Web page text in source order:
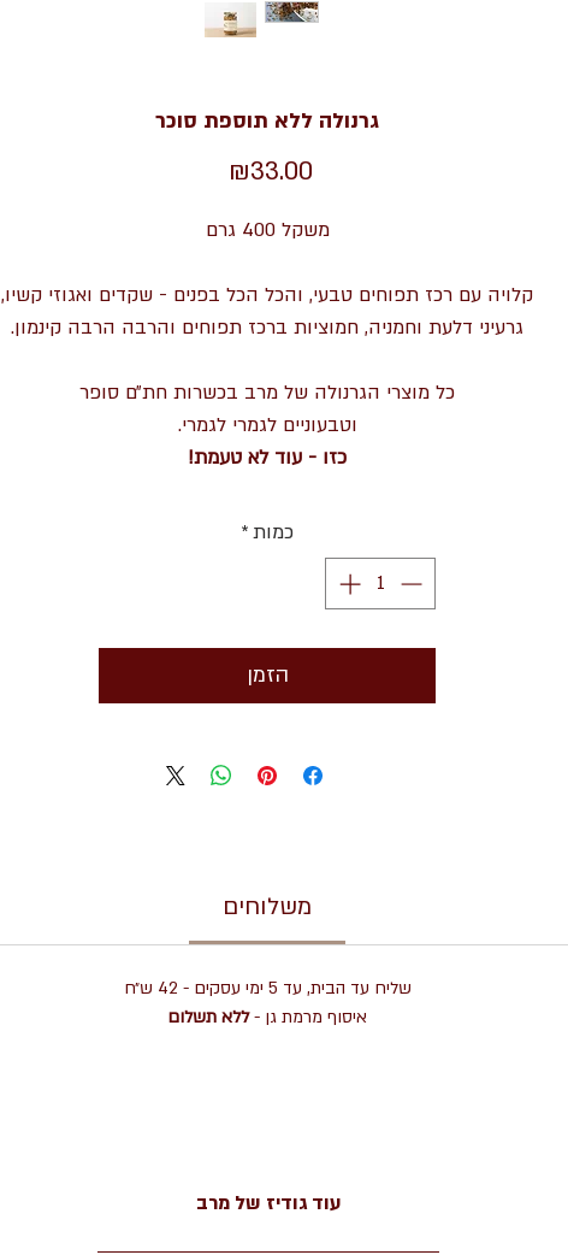
גרנולה ללא תוספת סוכר
₪33.00
משקל 400 גרם
קלויה עם רכז תפוחים טבעי, והכל הכל בפנים - שקדים ואגוזי קשיו,
גרעיני דלעת וחמניה, חמוציות ברכז תפוחים והרבה הרבה קינמון.
כל מוצרי הגרנולה של מרב בכשרות חת״ם סופר
וטבעוניים לגמרי לגמרי.
כזו - עוד לא טעמת!
כמות*
הזמן
משלוחים
שליח עד הבית, עד 5 ימי עסקים - 42 ש״ח
איסוף מרמת גן -ללא תשלום
עוד גודיז של מרב